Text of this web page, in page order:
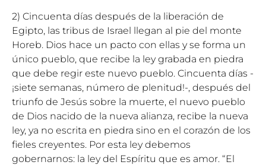
2) Cincuenta días después de la liberación de
Egipto, las tribus de Israel llegan al pie del monte
Horeb. Dios hace un pacto con ellas y se forma un
único pueblo, que recibe la ley grabada en piedra
que debe regir este nuevo pueblo. Cincuenta días -
¡siete semanas, número de plenitud!-, después del
triunfo de Jesús sobre la muerte, el nuevo pueblo
de Dios nacido de la nueva alianza, recibe la nueva
ley, ya no escrita en piedra sino en el corazón de los
fieles creyentes. Por esta ley debemos
gobernarnos: la ley del Espíritu que es amor. “El